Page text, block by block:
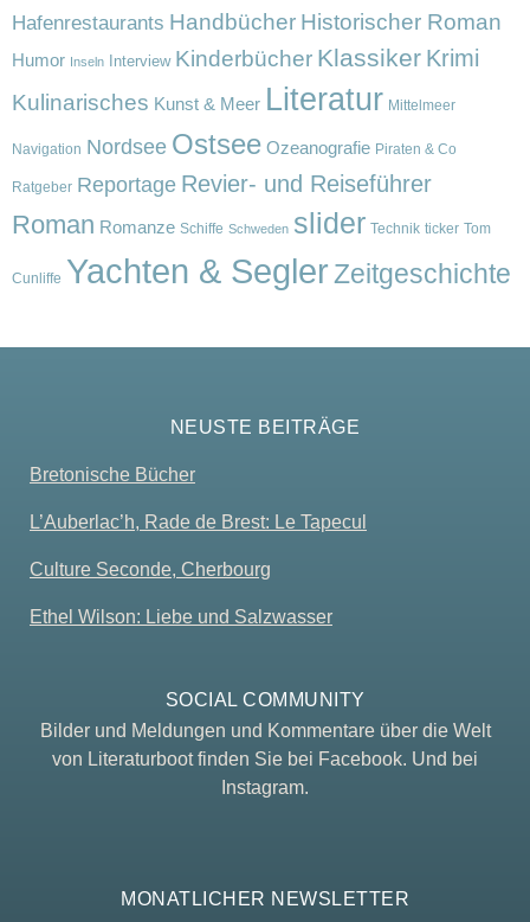
Hafenrestaurants Handbücher Historischer Roman
Humor Inseln Interview Kinderbücher Klassiker Krimi
Kulinarisches Kunst & Meer Literatur Mittelmeer
Navigation Nordsee Ostsee Ozeanografie Piraten & Co
Ratgeber Reportage Revier- und Reiseführer
Roman Romanze Schiffe Schweden slider Technik ticker Tom
Cunliffe Yachten & SeglerZeitgeschichte
NEUSTE BEITRÄGE
Bretonische Bücher
L’Auberlac’h, Rade de Brest: Le Tapecul
Culture Seconde, Cherbourg
Ethel Wilson: Liebe und Salzwasser
SOCIAL COMMUNITY
Bilder und Meldungen und Kommentare über die Welt
von Literaturboot finden Sie bei Facebook. Und bei
Instagram.
MONATLICHER NEWSLETTER